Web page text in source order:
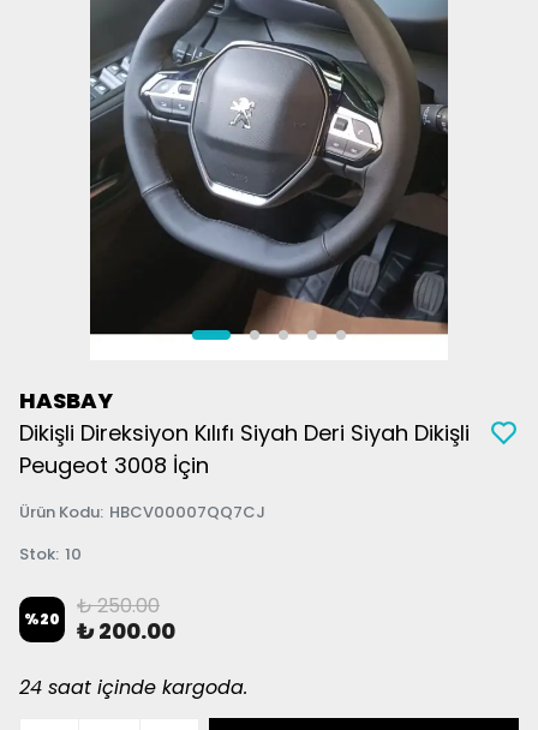
HASBAY
Dikişli Direksiyon Kılıfı Siyah Deri Siyah Dikişli
Peugeot 3008 İçin
Ürün Kodu: HBCV00007QQ7CJ
Stok: 10
%20 ₺ 250.00
₺ 200.00
24 saat içinde kargoda.